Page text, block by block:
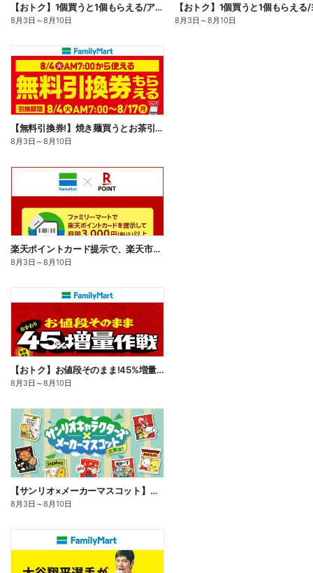
【おトク】1個買うと1個もらえる/アイス
8月3日 ～8月10日 8月3日 ～8月10日
【無料引換券!】焼き麺買うとお茶引換券貰える!
8月3日 ～8月10日
楽天ポイントカード提示で、楽天市場でのお買い物がおトクに!
8月3日 ～8月10日
【おトク】お値段そのまま!45%増量作戦!
8月3日 ～8月10日
【サンリオ×メーカーマスコット】オリジナルグッズ貰える!
8月3日 ～8月10日